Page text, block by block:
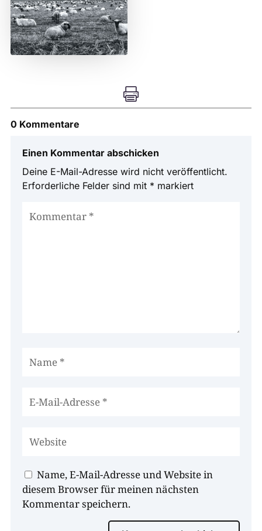

0 Kommentare
Einen Kommentar abschicken
Deine E-Mail-Adresse wird nicht veröffentlicht.
Erforderliche Felder sind mit * markiert
Name, E-Mail-Adresse und Website in
diesem Browser für meinen nächsten
Kommentar speichern.